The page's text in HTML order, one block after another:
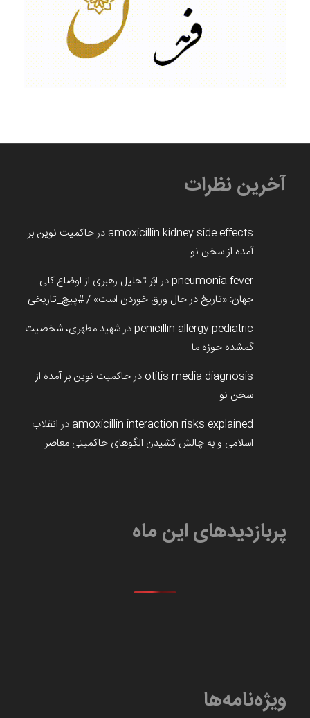
آخرین نظرات
amoxicillin kidney side effects درحاکمیت نوین بر
آمده از سخن نو
pneumonia feverدرابَر تحلیل رهبری از اوضاع کلی
جهان: «تاریخ در حال ورق خوردن است» / #پیچ_تاریخی
penicillin allergy pediatricدرشهید مطهری، شخصیت
گمشده حوزه ما
otitis media diagnosisدرحاکمیت نوین بر آمده از
سخن نو
amoxicillin interaction risks explained درانقلاب
اسلامی و به چالش کشیدن الگوهای حاکمیتی معاصر
پربازدیدهای این ماه
ویژه‌نامه‌ها